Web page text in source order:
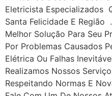
Eletricista Especializados
Santa Felicidade E Região
Melhor Solução Para Seu
Por Problemas Causados
Elétrica Ou Falhas
Realizamos Nossos
Respeitando Normas E